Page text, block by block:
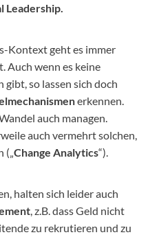
Leadership.
Kontext geht es immer
Auch wenn es keine
so lassen sich doch
erkennen.
auch managen.
auch vermehrt solchen,
(„Change Analytics“).
halten sich leider auch
, z.B. dass Geld nicht
zu rekrutieren und zu